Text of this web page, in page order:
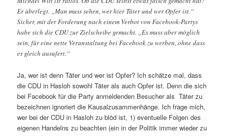
Er überlegt. „Man muss sehen, wer hier Täter und wer Opfer ist.“
Sicher, mit der Forderung nach einem Verbot von Facebook-Partys
habe sich die CDU zur Zielscheibe gemacht. „Es muss aber möglich
sein, für eine nette Veranstaltung bei Facebook zu werben, ohne dass
es gleich ausufert.“
Ja, wer ist denn Täter und wer ist Opfer? Ich schätze mal, dass
die CDU in Hasloh sowohl Täter als auch Opfer ist. Denn die sich
bei Facebook für die Party anmeldenden Besucher als Täter zu
bezeichnen ignoriert die Kausalzusammenhänge. Ich frage mich,
wer bei der CDU in Hasloh zu blöd ist, 1) eventuelle Folgen des
eigenen Handelns zu beachten (ein in der Politik immer wieder zu